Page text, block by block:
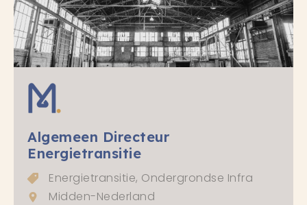
Algemeen Directeur
Energietransitie
Energietransitie, Ondergrondse Infra
Midden-Nederland